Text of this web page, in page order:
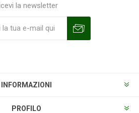
la newsletter
INFORMAZIONI
PROFILO